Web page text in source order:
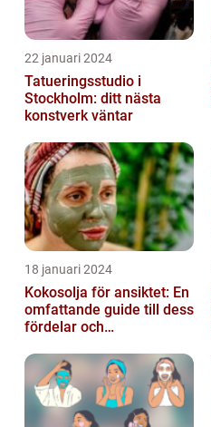
22 januari 2024
Tatueringsstudio i
Stockholm: ditt nästa
konstverk väntar
18 januari 2024
Kokosolja för ansiktet: En
omfattande guide till dess
fördelar och